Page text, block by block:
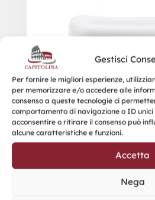
Gestisci
Per fornire le migliori esperienze,
per memorizzare e/o accedere alle
consenso a queste tecnologie ci
comportamento di navigazione o ID unici
acconsentire o ritirare il consenso può
alcune caratteristiche e funzioni.
Accetta
Nega